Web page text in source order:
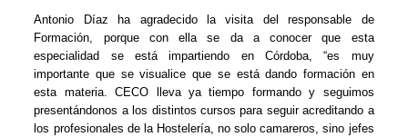
Antonio Díaz ha agradecido la visita del responsable de
Formación, porque con ella se da a conocer que esta
especialidad se está impartiendo en Córdoba, “es muy
importante que se visualice que se está dando formación en
esta materia. CECO lleva ya tiempo formando y seguimos
presentándonos a los distintos cursos para seguir acreditando a
los profesionales de la Hostelería, no solo camareros, sino jefes